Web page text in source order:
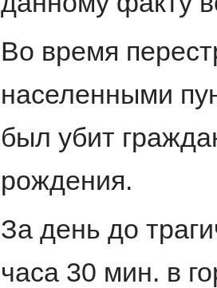
Во время
населенными
был убит
рождения.
За день до
часа 30 мин. в